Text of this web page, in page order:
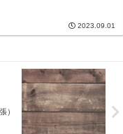
2023.09.01
）